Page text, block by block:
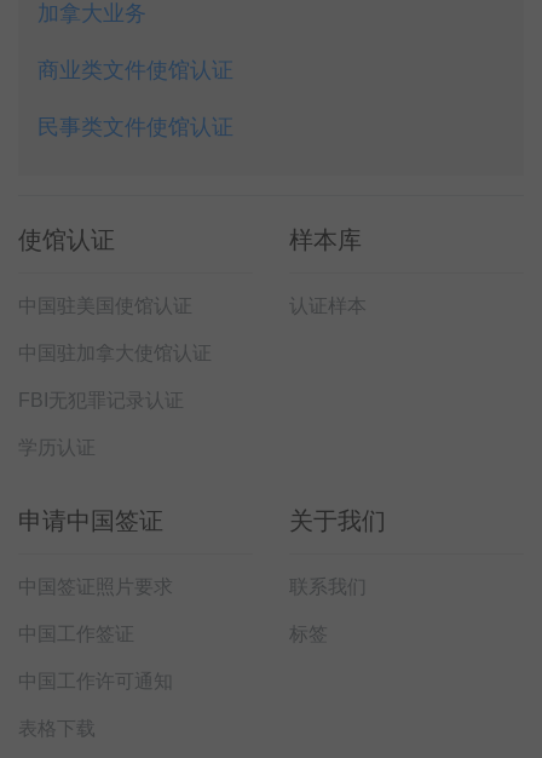
加拿大业务
商业类文件使馆认证
民事类文件使馆认证
使馆认证
中国驻美国使馆认证
中国驻加拿大使馆认证
FBI无犯罪记录认证
学历认证
样本库
认证样本
申请中国签证
中国签证照片要求
中国工作签证
中国工作许可通知
表格下载
关于我们
联系我们
标签